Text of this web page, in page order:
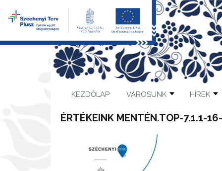
KEZDŐLAP VÁROSUNK HÍREK
ÉRTÉKEINK MENTÉN.TOP-7.1.1-